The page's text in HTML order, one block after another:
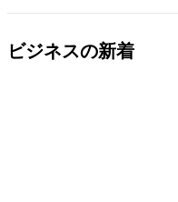
ビジネスの新着